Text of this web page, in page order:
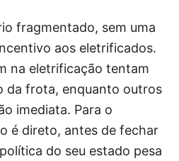
fragmentado, sem uma
aos eletrificados.
na eletrificação tentam
da frota, enquanto outros
imediata. Para o
é direto, antes de fechar
do seu estado pesa